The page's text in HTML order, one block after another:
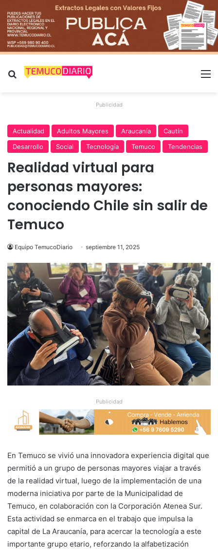
Buscar por
Publicidad
Actualidad Adultos Mayores Araucanía
Cautín
Desarrollo
Social Tecnología Temuco Tendencias
Realidad virtual para
personas mayores:
conociendo Chile sin salir de
Temuco
Equipo TemucoDiario septiembre 11, 2025
Publicidad
En Temuco se vivió una innovadora experiencia digital que
permitió a un grupo de personas mayores viajar a través
de la realidad virtual, luego de la implementación de una
moderna iniciativa por parte de la Municipalidad de
Temuco, en colaboración con la Corporación Atenea Sur.
Esta actividad se enmarca en el trabajo que impulsa la
capital de La Araucanía, para acercar la tecnología a este
importante grupo etario, reforzando la alfabetización